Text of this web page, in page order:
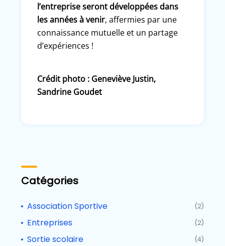
l’entreprise seront développées dans
les années à venir, affermies par une
connaissance mutuelle et un partage
d’expériences !
Crédit photo : Geneviève Justin,
Sandrine Goudet
Catégories
Association Sportive (2)
Entreprises (2)
Sortie scolaire (4)